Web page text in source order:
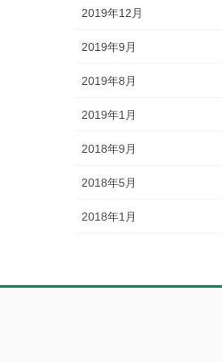
2019年12月
2019年9月
2019年8月
2019年1月
2018年9月
2018年5月
2018年1月